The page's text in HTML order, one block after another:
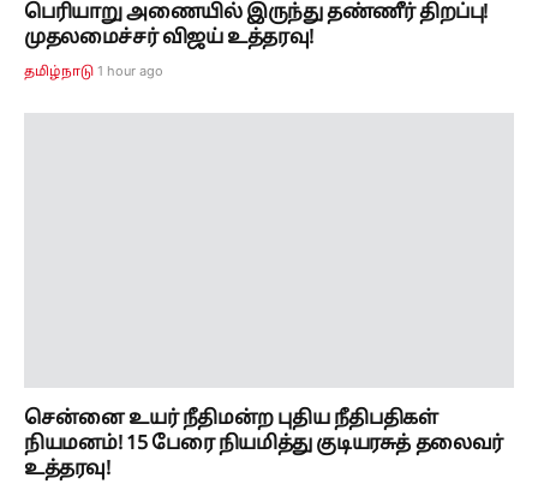
பெரியாறு அணையில் இருந்து தண்ணீர் திறப்பு!
முதலமைச்சர் விஜய் உத்தரவு!
தமிழ்நாடு 1 hour ago
சென்னை உயர் நீதிமன்ற புதிய நீதிபதிகள்
நியமனம்! 15 பேரை நியமித்து குடியரசுத் தலைவர்
உத்தரவு!